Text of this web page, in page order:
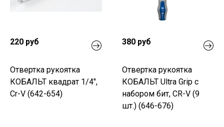
220 руб
Отвертка рукоятка
КОБАЛЬТ квадрат 1/4",
Cr-V (642-654)
380 руб
Отвертка рукоятка
КОБАЛЬТ Ultra Grip с
набором бит, CR-V (9
шт.) (646-676)